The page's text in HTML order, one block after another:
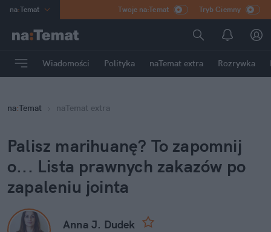
na:Temat
Poland
mama
Rozrywka
Twoje na:Temat Tryb Ciemny
Wiadomości Polityka naTemat extra Rozrywka
na:Temat naTemat extra
Palisz marihuanę? To zapomnij
o... Lista prawnych zakazów po
zapaleniu jointa
Anna J. Dudek